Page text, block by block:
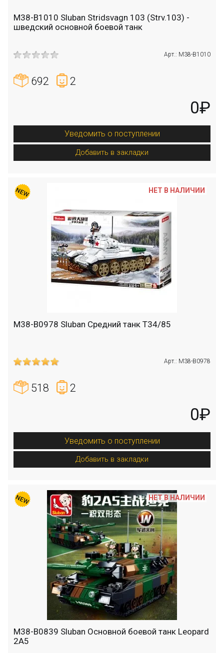
M38-B1010 Sluban Stridsvagn 103 (Strv.103) -
шведский основной боевой танк
Арт.: M38-B1010
692 2
0₽
Уведомить о поступлении
Добавить в закладки
M38-B0978 Sluban Средний танк T34/85
Арт.: M38-B0978
518 2
0₽
Уведомить о поступлении
Добавить в закладки
НЕТ В НАЛИЧИИ
M38-B0839 Sluban Основной боевой танк Leopard
2A5
НЕТ В НАЛИЧИИ